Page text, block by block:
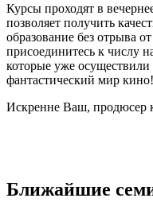
Курсы проходят в
позволяет получить
образование без отрыва
присоединитесь к числу
которые уже
фантастический мир
Искренне Ваш, продюсер
Ближайшие